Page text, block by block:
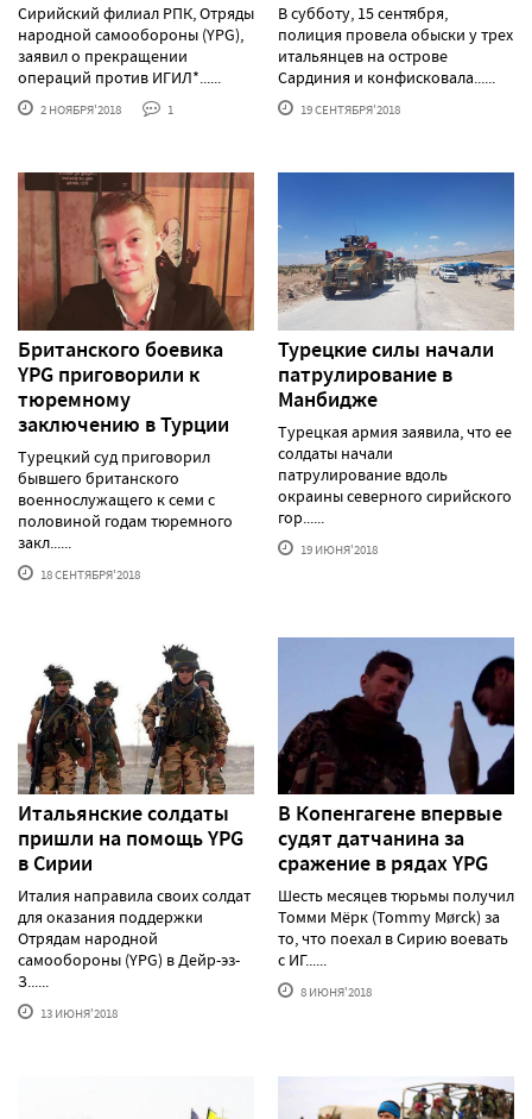
Сирийский филиал РПК, Отряды
народной самообороны (YPG),
заявил о прекращении
операций против ИГИЛ*......
2 НОЯБРЯ'2018 1
В субботу, 15 сентября,
полиция провела обыски у трех
итальянцев на острове
Сардиния и конфисковала......
19 СЕНТЯБРЯ'2018
Британского боевика
YPG приговорили к
тюремному
заключению в Турции
Турецкий суд приговорил
бывшего британского
военнослужащего к семи с
половиной годам тюремного
закл......
18 СЕНТЯБРЯ'2018
Турецкие силы начали
патрулирование в
Манбидже
Турецкая армия заявила, что ее
солдаты начали
патрулирование вдоль
окраины северного сирийского
гор......
19 ИЮНЯ'2018
Итальянские солдаты
пришли на помощь YPG
в Сирии
Италия направила своих солдат
для оказания поддержки
Отрядам народной
самообороны (YPG) в Дейр-эз-
З......
13 ИЮНЯ'2018
В Копенгагене впервые
судят датчанина за
сражение в рядах YPG
Шесть месяцев тюрьмы получил
Томми Мёрк (Tommy Mørck) за
то, что поехал в Сирию воевать
с ИГ......
8 ИЮНЯ'2018